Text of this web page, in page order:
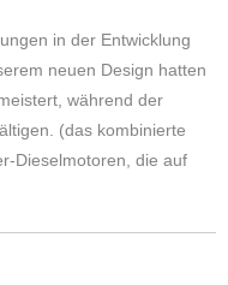
in der Entwicklung
neuen Design hatten
während der
(das kombinierte
Dieselmotoren, die auf